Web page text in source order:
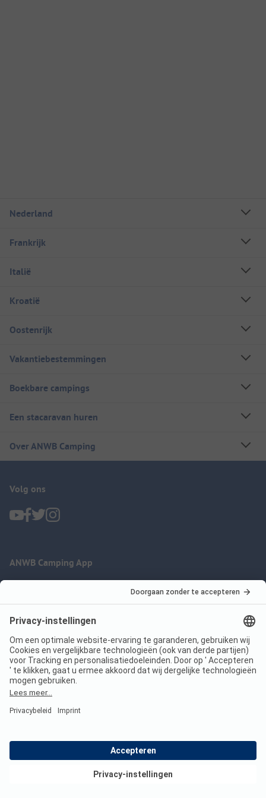
Nederland
Frankrijk
Italië
Kroatië
Oostenrijk
Vakantiebestemmingen
Boekbare campings
Een stacaravan huren
Over ANWB Camping
Volg ons
ANWB Camping App
Imprint
Jouw privacy
Voorwaarden
Wet digitale diensten